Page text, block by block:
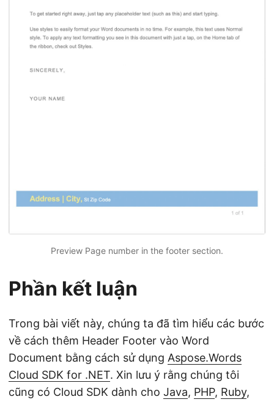
Preview Page number in the footer section.
Phần kết luận
Trong bài viết này, chúng ta đã tìm hiểu các bước
về cách thêm Header Footer vào Word
Document bằng cách sử dụng Aspose.Words
Cloud SDK for .NET. Xin lưu ý rằng chúng tôi
cũng có Cloud SDK dành cho Java, PHP, Ruby,